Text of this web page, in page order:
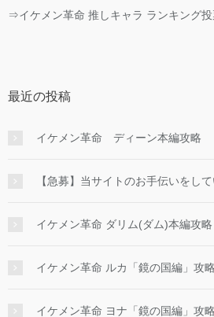
⇒イケメン革命 推しキャラ ランキング投
最近の投稿
イケメン革命 ディーン本編攻略
【急募】当サイトのお手伝いをし
イケメン革命 ダリム(ダム)本編攻略
イケメン革命 ルカ「鏡の国編」攻略
イケメン革命 ヨナ「鏡の国編」攻略